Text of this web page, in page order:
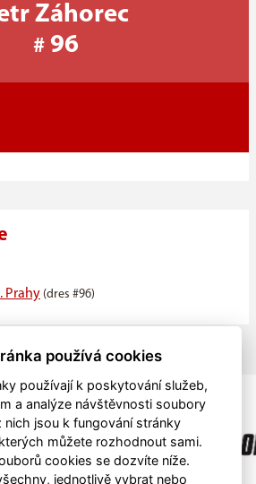
Záhorec
# 96
Prahy (dres #96)
používá cookies
používají k poskytování služeb,
a analýze návštěvnosti soubory
nich jsou k fungování stránky
můžete rozhodnout sami.
cookies se dozvíte níže.
jednotlivě vybrat nebo